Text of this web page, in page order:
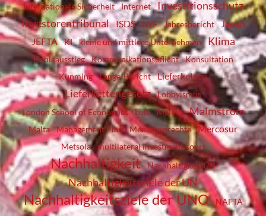
Internationale Sicherheit
Internet
Investitionsschutz
Investorentribunal ISDS IWF Jahresbericht
Japan
JEFTA
KI kleine und mittlere Unternehmen Klima
Kohleausstieg Kommunikationspflicht
Konsultation
Kunming
Lange-Bericht Lieferketten
Lieferkettengesetz
Lobbyismus
London School of Economics
Lula Malmö Malmström
Malta Management Plan Menschenrechte Mercosur
Metsola multilateral investment court
Nachhaltigkeit Nachhaltigkeit UN
Nachhaltigkeitsziele der UN
Nachhaltigkeitsziele der UNO
NAFTA